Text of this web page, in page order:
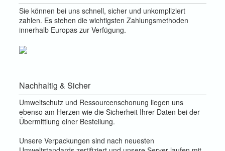
Sie können bei uns schnell, sicher und unkompliziert
zahlen. Es stehen die wichtigsten Zahlungsmethoden
innerhalb Europas zur Verfügung.
Nachhaltig & Sicher
Umweltschutz und Ressourcenschonung liegen uns
ebenso am Herzen wie die Sicherheit Ihrer Daten bei der
Übermittlung einer Bestellung.
Unsere Verpackungen sind nach neuesten